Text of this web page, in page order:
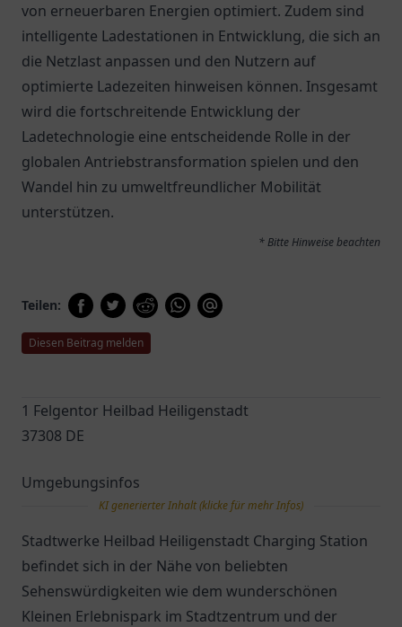
von erneuerbaren Energien optimiert. Zudem sind
intelligente Ladestationen in Entwicklung, die sich an
die Netzlast anpassen und den Nutzern auf
optimierte Ladezeiten hinweisen können. Insgesamt
wird die fortschreitende Entwicklung der
Ladetechnologie eine entscheidende Rolle in der
globalen Antriebstransformation spielen und den
Wandel hin zu umweltfreundlicher Mobilität
unterstützen.
* Bitte Hinweise beachten
Teilen:
Diesen Beitrag melden
1 Felgentor Heilbad Heiligenstadt
37308 DE
Umgebungsinfos
KI generierter Inhalt (klicke für mehr Infos)
Stadtwerke Heilbad Heiligenstadt Charging Station
befindet sich in der Nähe von beliebten
Sehenswürdigkeiten wie dem wunderschönen
Kleinen Erlebnispark im Stadtzentrum und der